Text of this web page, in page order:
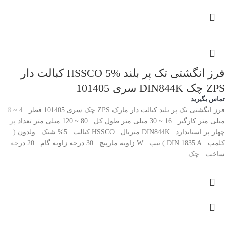
فرز انگشتی تک پر بلند HSSCO 5% کبالت دار
ZPS چک DIN844K سری 101405
تماس بگیرید
فرز انگشتی تک پر بلند کبالت دار مارک ZPS چک سری 101405 قطر : 4 ~ 8
میلی متر کارگیر : 16 ~ 30 میلی متر طول کل : 80 ~ 120 میلی متر تعداد پر :
چهار پر استاندارد : DIN844K متریال : HSSCO کبالت : 5% شنک : ولدون (
کلمپ : DIN 1835 A ) تیپ : W زاویه مارپیچ : 30 درجه زاویه گام : 20 درجه
ساخت : چک